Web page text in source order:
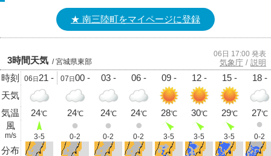
★ 南三陸町をマイページに登録
3時間天気 / 宮城県東部
06日 17:00 発表
気象庁 / 説明
時刻 06日 21 - 07日00 - 03 - 06 - 09 - 12 - 15 -
18 -
天気
気温
24℃ 24℃ 24℃ 24℃ 28℃ 30℃ 29℃ 27℃
風
m/s 3-5 0-2 0-2 0-2 3-5 3-5 3-5 0-2
分布